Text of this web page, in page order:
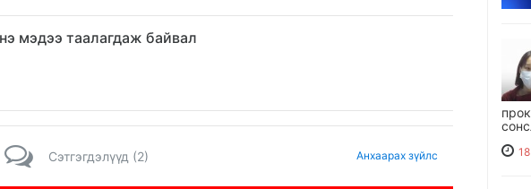
мэдээ таалагдаж байвал
Сэтгэгдэлүүд (2) Анхаарах зүйлс